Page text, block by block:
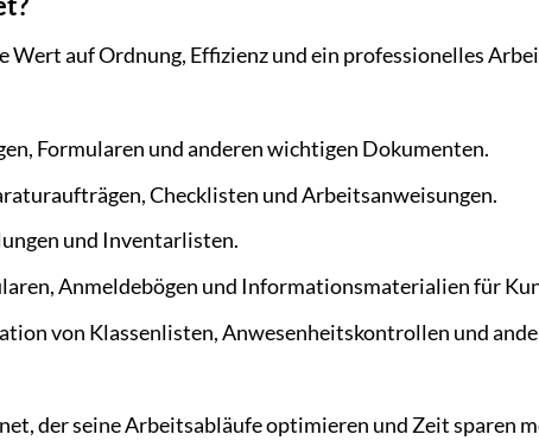
auf Ordnung, Effizienz und ein professionelles
Formularen und anderen wichtigen Dokumenten.
Checklisten und Arbeitsanweisungen.
und Inventarlisten.
Anmeldebögen und Informationsmaterialien für
von Klassenlisten, Anwesenheitskontrollen und
der seine Arbeitsabläufe optimieren und Zeit sparen